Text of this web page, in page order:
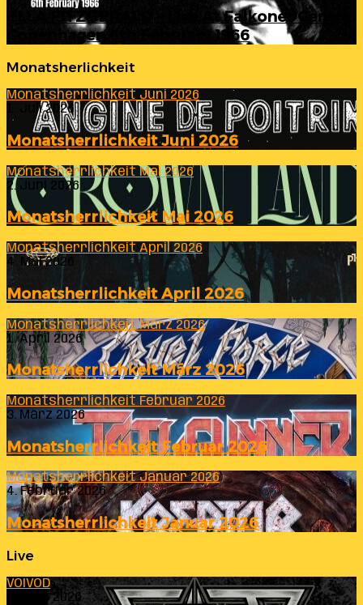
ELLA FITZGERALD – Live At Falkoner Centre
Copenhagen 6th February 1966
Monatsherlichkeit
Monatsherrlichkeit Juni 2026
1. Juli 2026
Monatsherrlichkeit Juni 2026
Monatsherrlichkeit Mai 2026
2. Juni 2026
Monatsherrlichkeit Mai 2026
Monatsherrlichkeit April 2026
4. Mai 2026
Monatsherrlichkeit April 2026
Monatsherrlichkeit März 2026
1. April 2026
Monatsherrlichkeit März 2026
Monatsherrlichkeit Februar 2026
3. März 2026
Monatsherrlichkeit Februar 2026
Monatsherrlichkeit Januar 2026
4. Februar 2026
Monatsherrlichkeit Januar 2026
Live
VOIVOD
23. Juli 2026